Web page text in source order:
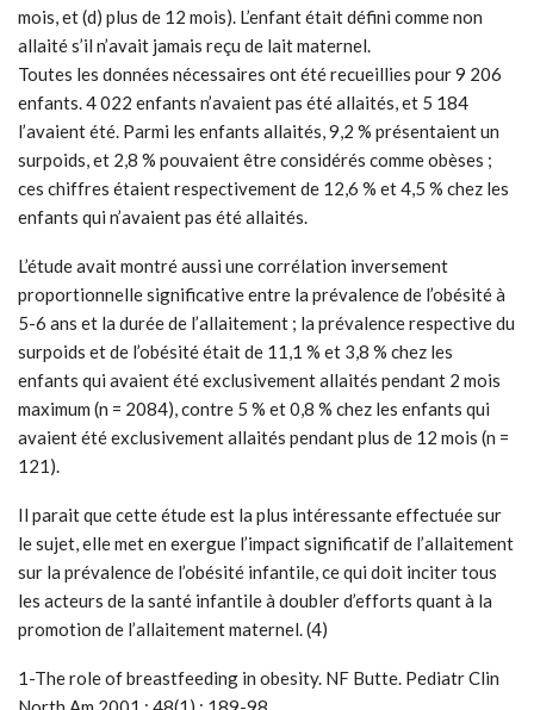
mois, et (d) plus de 12 mois). L’enfant était défini comme non
allaité s’il n’avait jamais reçu de lait maternel.
Toutes les données nécessaires ont été recueillies pour 9 206
enfants. 4 022 enfants n’avaient pas été allaités, et 5 184
l’avaient été. Parmi les enfants allaités, 9,2 % présentaient un
surpoids, et 2,8 % pouvaient être considérés comme obèses ;
ces chiffres étaient respectivement de 12,6 % et 4,5 % chez les
enfants qui n’avaient pas été allaités.
L’étude avait montré aussi une corrélation inversement
proportionnelle significative entre la prévalence de l’obésité à
5-6 ans et la durée de l’allaitement ; la prévalence respective du
surpoids et de l’obésité était de 11,1 % et 3,8 % chez les
enfants qui avaient été exclusivement allaités pendant 2 mois
maximum (n = 2084), contre 5 % et 0,8 % chez les enfants qui
avaient été exclusivement allaités pendant plus de 12 mois (n =
121).
Il parait que cette étude est la plus intéressante effectuée sur
le sujet, elle met en exergue l’impact significatif de l’allaitement
sur la prévalence de l’obésité infantile, ce qui doit inciter tous
les acteurs de la santé infantile à doubler d’efforts quant à la
promotion de l’allaitement maternel. (4)
1-The role of breastfeeding in obesity. NF Butte. Pediatr Clin